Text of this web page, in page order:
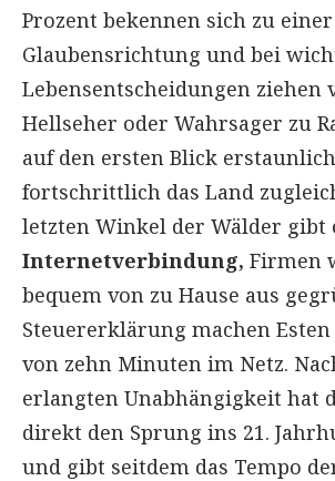
Prozent bekennen sich zu einer
Glaubensrichtung und bei
Lebensentscheidungen ziehen
Hellseher oder Wahrsager zu
auf den ersten Blick
fortschrittlich das Land
letzten Winkel der Wälder gibt
Internetverbindung, Firmen
bequem von zu Hause aus
Steuererklärung machen
von zehn Minuten im Netz.
erlangten Unabhängigkeit hat
direkt den Sprung ins 21.
und gibt seitdem das Tempo